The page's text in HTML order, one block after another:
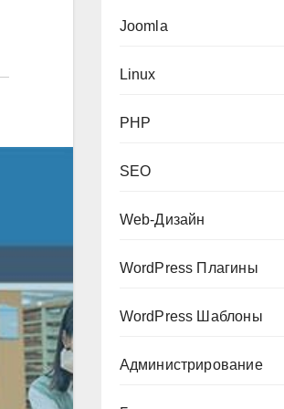
Joomla
Linux
PHP
SEO
Web-Дизайн
WordPress Плагины
WordPress Шаблоны
Администрирование